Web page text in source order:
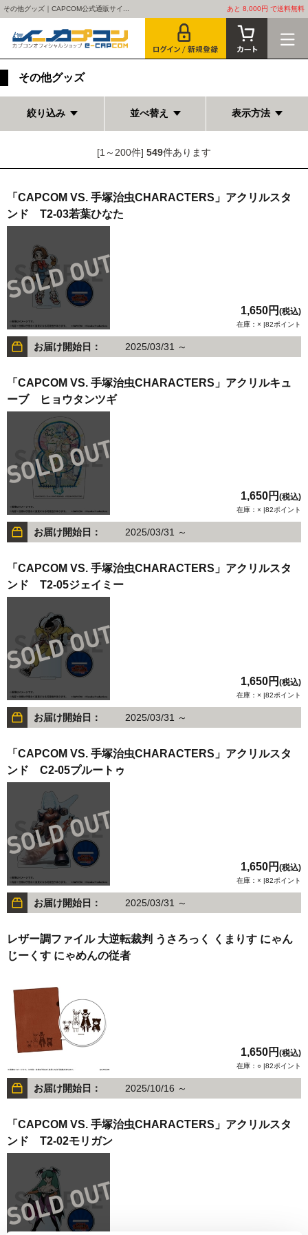
その他グッズ｜CAPCOM公式通販サイ... あと 8,000円 で送料無料
その他グッズ
絞り込み 並べ替え 表示方法
[1～200件] 549件あります
「CAPCOM VS. 手塚治虫CHARACTERS」アクリルスタ
ンド T2-03若葉ひなた
1,650円 (税込)
在庫：× |82ポイント
お届け開始日： 2025/03/31 ～
「CAPCOM VS. 手塚治虫CHARACTERS」アクリルキュ
ーブ ヒョウタンツギ
1,650円 (税込)
在庫：× |82ポイント
お届け開始日： 2025/03/31 ～
「CAPCOM VS. 手塚治虫CHARACTERS」アクリルスタ
ンド T2-05ジェイミー
1,650円 (税込)
在庫：× |82ポイント
お届け開始日： 2025/03/31 ～
「CAPCOM VS. 手塚治虫CHARACTERS」アクリルスタ
ンド C2-05プルートゥ
1,650円 (税込)
在庫：× |82ポイント
お届け開始日： 2025/03/31 ～
レザー調ファイル 大逆転裁判 うさろっく くまりす にゃん
じーくす にゃめんの従者
1,650円 (税込)
在庫：○ |82ポイント
お届け開始日： 2025/10/16 ～
「CAPCOM VS. 手塚治虫CHARACTERS」アクリルスタ
ンド T2-02モリガン